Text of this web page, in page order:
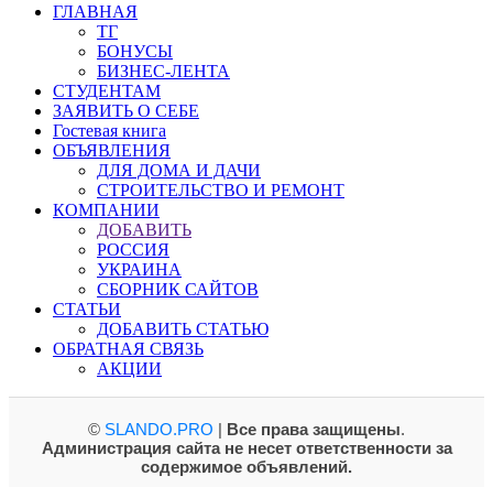
ГЛАВНАЯ
ТГ
БОНУСЫ
БИЗНЕС-ЛЕНТА
СТУДЕНТАМ
ЗАЯВИТЬ О СЕБЕ
Гостевая книга
ОБЪЯВЛЕНИЯ
ДЛЯ ДОМА И ДАЧИ
СТРОИТЕЛЬСТВО И РЕМОНТ
КОМПАНИИ
ДОБАВИТЬ
РОССИЯ
УКРАИНА
СБОРНИК САЙТОВ
СТАТЬИ
ДОБАВИТЬ СТАТЬЮ
ОБРАТНАЯ СВЯЗЬ
АКЦИИ
© SLANDO.PRO | Все права защищены.
Администрация сайта не несет ответственности за
содержимое объявлений.